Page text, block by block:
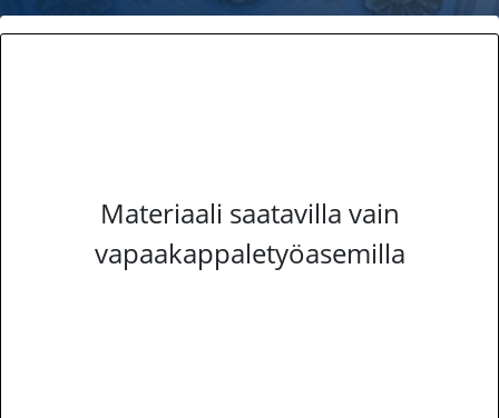
Materiaali saatavilla vain
vapaakappaletyöasemilla